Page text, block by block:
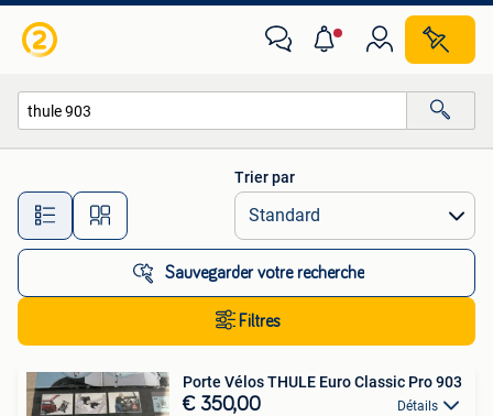
Toutes les distances…
Trier par
Sauvegarder votre recherche
Filtres
Porte Vélos THULE Euro Classic Pro 903
€ 350,00 Détails